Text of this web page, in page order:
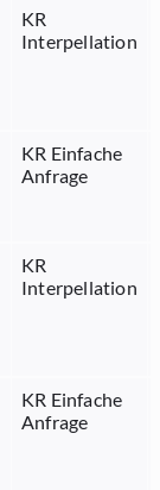
KR
Interpellation
KR Einfache
Anfrage
KR
Interpellation
KR Einfache
Anfrage